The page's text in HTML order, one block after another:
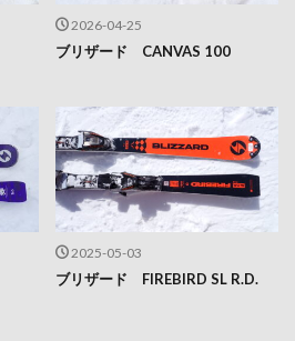
2026-04-25
ブリザード CANVAS 100
2025-05-03
ブリザード FIREBIRD SL R.D.